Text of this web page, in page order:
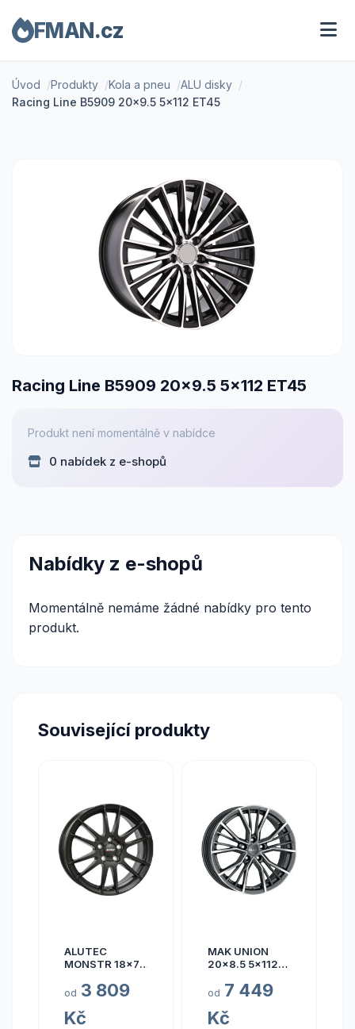
FMAN.cz
Úvod Produkty Kola a pneu
ALU disky
Racing Line B5909 20x9.5 5x112 ET45
Racing Line B5909 20x9.5 5x112 ET45
Produkt není momentálně v nabídce
0 nabídek z e-shopů
Nabídky z e-shopů
Momentálně nemáme žádné nabídky pro tento
produkt.
Související produkty
ALUTEC
MONSTR 18x7.5
od 3 809
Kč
MAK UNION
20x8.5 5x112
od 7 449
Kč